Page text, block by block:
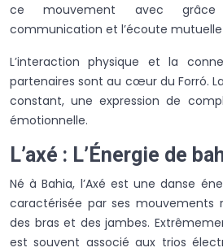
ce mouvement avec
communication et l’écoute
L’interaction physique et la
partenaires sont au cœur du Forró.
constant, une expression de
émotionnelle.
L’axé : L’Énergie de
Né à Bahia, l’Axé est une danse
caractérisée par ses mouvements
des bras et des jambes.
est souvent associé aux trios